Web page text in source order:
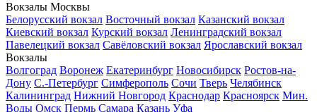
Вокзалы Москвы
Белорусский вокзал Восточный вокзал Казанский вокзал
Киевский вокзал Курский вокзал Ленинградский вокзал
Павелецкий вокзал Савёловский вокзал Ярославский вокзал
Вокзалы
Волгоград Воронеж Екатеринбург Новосибирск Ростов-на-
Дону С.-Петербург Симферополь Сочи Тверь Челябинск
Калининград Нижний Новгород Краснодар Красноярск Мин.
Воды Омск Пермь Самара Казань Уфа